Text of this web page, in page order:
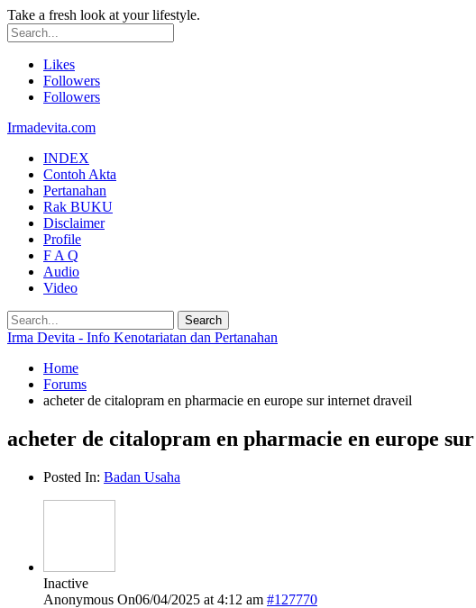
Take a fresh look at your lifestyle.
Likes
Followers
Followers
Irmadevita.com
INDEX
Contoh Akta
Pertanahan
Rak BUKU
Disclaimer
Profile
F A Q
Audio
Video
Irma Devita - Info Kenotariatan dan Pertanahan
Home
Forums
acheter de citalopram en pharmacie en europe sur internet draveil
acheter de citalopram en pharmacie en europe
Posted In: Badan Usaha
Inactive
Anonymous On06/04/2025 at 4:12 am #127770